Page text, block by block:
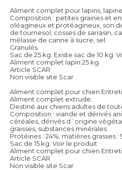
Aliment complet pour lapins,
Composition : petites graines et
oléagineux et protéagineux, son
de tournesol, cosses de sarrasin,
mélasse de canne à sucre, sel.
Granulés.
Sac de 25 kg. Existe sac de 10 kg.
Aliment complet lapin 25 kg
Article SCAR
Non visible site Scar
Aliment complet pour chien
Aliment complet extrude.
Destiné aux chiens adultes de
Composition : viande et dérivés
céréales, dérivés d´origine
graisses, substances minérales.
Protéines : 24%, matières grasses :
Sac de 15 kg. Voir le produit
Aliment complet pour chien
Article SCAR
Non visible site Scar